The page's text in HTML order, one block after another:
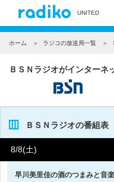
UNITED
ホーム ラジコの放送局一覧
ＢＳＮラジオがインターネ
ＢＳＮラジオの番組表
8/8(土)
早川美里佳の酒のつまみと音楽